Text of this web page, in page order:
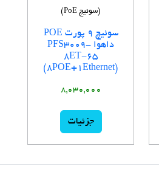
(سوئیچ PoE)
سوئیچ 9 پورت POE
داهوا PFS3009-
8ET-65
(8POE+1Ethernet)
8,030,000
جزئیات